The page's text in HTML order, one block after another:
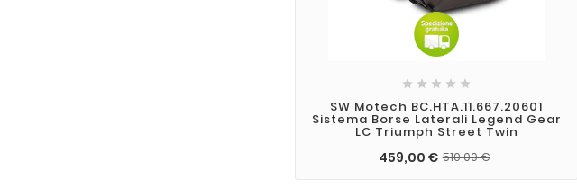
    
SW Motech BC.HTA.11.667.20601
Sistema Borse Laterali Legend Gear
LC Triumph Street Twin
459,00 € 510,00 €